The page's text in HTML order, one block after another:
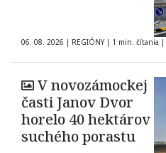
06. 08. 2026 | REGIÓNY | 1 min. čítania |
V novozámockej
časti Janov Dvor
horelo 40 hektárov
suchého porastu